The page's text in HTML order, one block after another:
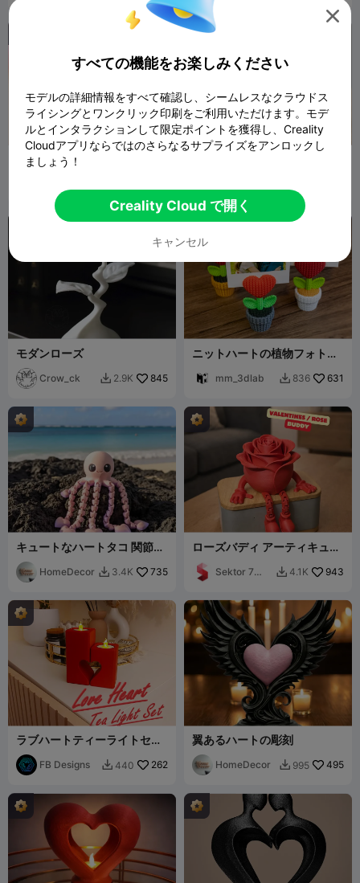
ローズギフトクリッカーフィ
モダンローズ
Crow_ck  2.9K 845
ニットハートの植物フォトホ
mm_3dlab  836 631
キュートなハートタコ 関節可
動フレキシ
HomeDecor  3.4K 735
ローズバディ アーティキュレ
＆母の日のギフト
Sektor 7
 4.1K 943
ラブハートティーライトセッ
ト
FB Designs  440 262
翼あるハートの彫刻
HomeDecor  995 495

すべての機能をお楽しみください
モデルの詳細情報をすべて確認し、シームレスなクラウドス
ライシングとワンクリック印刷をご利用いただけます。モデ
ルとインタラクションして限定ポイントを獲得し、Creality
Cloudアプリならではのさらなるサプライズをアンロックし
ましょう！
Creality Cloud で開く
キャンセル